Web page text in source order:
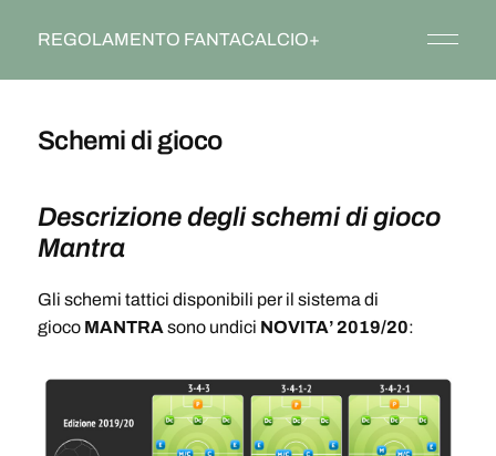
REGOLAMENTO FANTACALCIO+
Schemi di gioco
Descrizione degli schemi di gioco
Mantra
Gli schemi tattici disponibili per il sistema di
gioco MANTRA sono undici NOVITA’ 2019/20: